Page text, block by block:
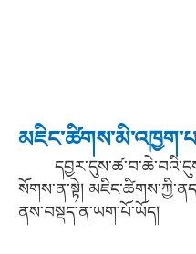
སོགས་ན་སྟེ།
ནས་བསྡད་ན་ཡག་པོ་ཡོད།